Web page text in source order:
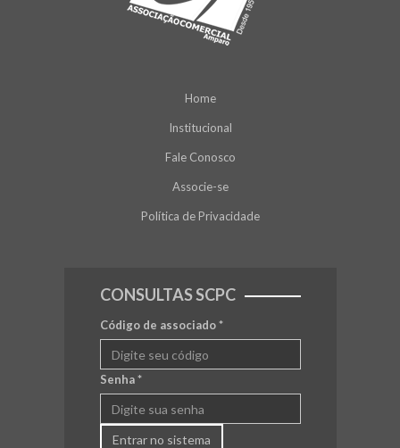
Home
Institucional
Fale Conosco
Associe-se
Política de Privacidade
CONSULTAS SCPC
Código de associado*
Senha*
Entrar no sistema